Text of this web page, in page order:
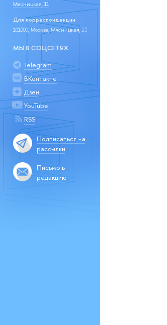
Мясницкая, 11
Для корреспонденции:
101000, Москва, Мясницкая, 20
МЫ В СОЦСЕТЯХ
Telegram
ВКонтакте
Дзен
YouTube
RSS
Подписаться на
рассылки
Письмо в
редакцию